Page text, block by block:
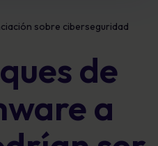
sobre ciberseguridad
de
a